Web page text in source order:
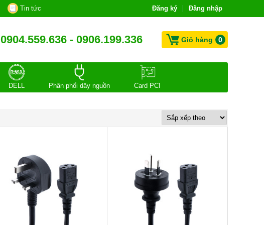
Tin tức Đăng ký Đăng nhập
0904.559.636 - 0906.199.336 Giỏ hàng 0
DELL Phân phối dây nguồn
Card PCI